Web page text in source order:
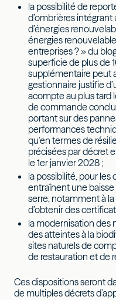
la possibilité de
d’ombrières
d’énergies
énergies
entreprises ? » du
superficie de plus de
supplémentaire peut
gestionnaire justifie
acompte au plus tard
de commande
portant sur des
performances
qu’en termes de
précisées par décret
le 1er janvier 2028 ;
la possibilité, pour
entraînent une
serre, notamment à
d’obtenir des
la modernisation des
des atteintes à la
sites naturels de
de restauration et de
Ces dispositions seront
de multiples décrets